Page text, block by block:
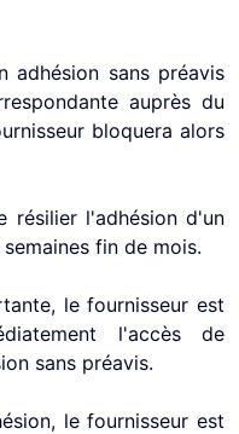
adhésion sans préavis
auprès du
bloquera alors
résilier l'adhésion d'un
fin de mois.
le fournisseur est
l'accès de
sans préavis.
le fournisseur est